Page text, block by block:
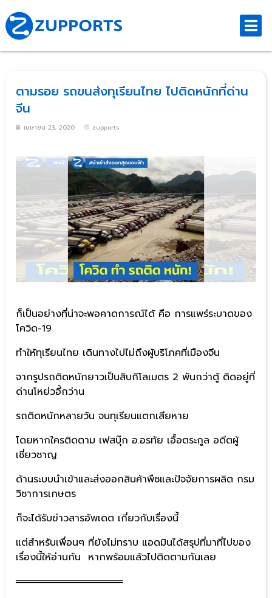
ตามรอย รถขนส่งทุเรียนไทย ไปติดหนักที่ด่าน
จีน
เมษายน 23, 2020 zupports
ก็เป็นอย่างที่น่าจะพอคาดการณ์ได้ คือ การแพร่ระบาดของ
โควิด-19
ทำให้ทุเรียนไทย เดินทางไปไม่ถึงผู้บริโภคที่เมืองจีน
จากรูปรถติดหนักยาวเป็นสิบกิโลเมตร 2 พันกว่าตู้ ติดอยู่ที่
ด่านโหย่วอี้กว่าน
รถติดหนักหลายวัน จนทุเรียนแตกเสียหาย
โดยหากใครติดตาม เฟสบุ๊ก อ.อรทัย เอื้อตระกูล อดีตผู้
เชี่ยวชาญ
ด้านระบบนำเข้าและส่งออกสินค้าพืชและปัจจัยการผลิต กรม
วิชาการเกษตร
ก็จะได้รับข่าวสารอัพเดต เกี่ยวกับเรื่องนี้
แต่สำหรับเพื่อนๆ ที่ยังไม่ทราบ แอดมินได้สรุปที่มาที่ไปของ
เรื่องนี้ให้อ่านกัน หากพร้อมแล้วไปติดตามกันเลย
════════════════